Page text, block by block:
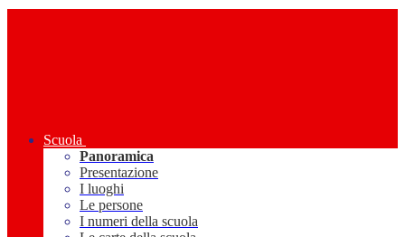
Scuola
Panoramica
Presentazione
I luoghi
Le persone
I numeri della scuola